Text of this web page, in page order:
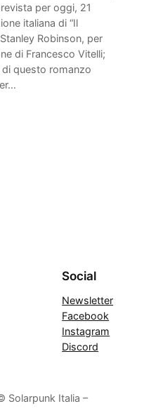
per oggi, 21
italiana di “Il
Robinson, per
di Francesco Vitelli;
questo romanzo
Social
Newsletter
Facebook
Instagram
Discord
Solarpunk Italia –